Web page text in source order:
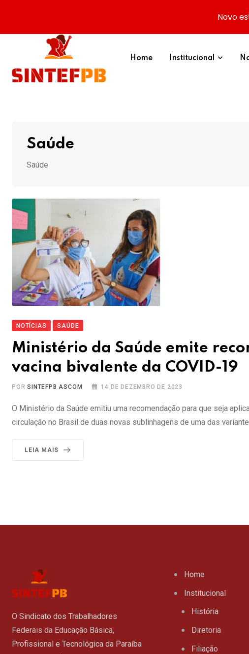
content
Home Institucional
Saúde
Saúde
NOTÍCIAS SAÚDE
Ministério da Saúde emite
vacina bivalente da COVID-19
PORSINTEFPB ASCOM 14 DE DEZEMBRO DE 2023
O Ministério da Saúde emitiu uma recomendação para que seja
circulação no Brasil de duas novas sublinhagens de uma das
LEIA MAIS
O Sindicato dos Trabalhadores
Federais da Educação Básica,
Profissional e Tecnológica da Paraíba
Home
Institucional
História
Diretoria
Filiação
Novo